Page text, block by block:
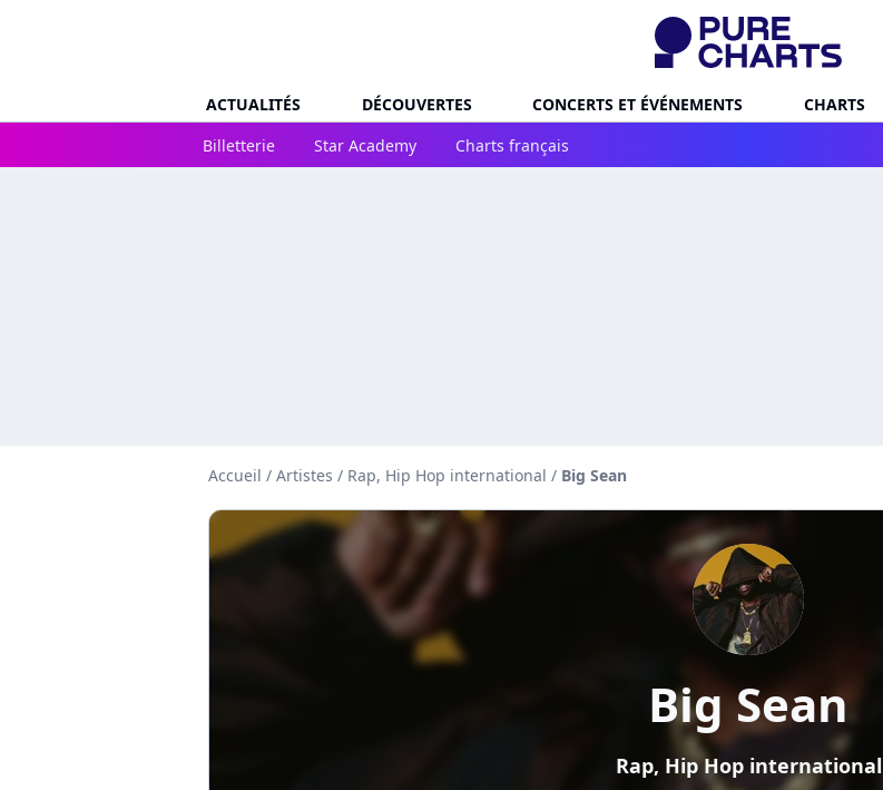
ACTUALITÉS DÉCOUVERTES CONCERTS ET ÉVÉNEMENTS CHARTS
Billetterie
Star Academy Charts français
Accueil / Artistes / Rap, Hip Hop international / Big Sean
Big Sean
Rap, Hip Hop international